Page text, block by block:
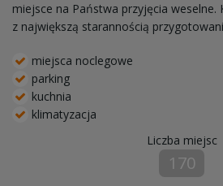
miejsce na Państwa przyjęcia weselne.
z największą starannością
miejsca noclegowe
parking
kuchnia
klimatyzacja
Liczba miejsc
170